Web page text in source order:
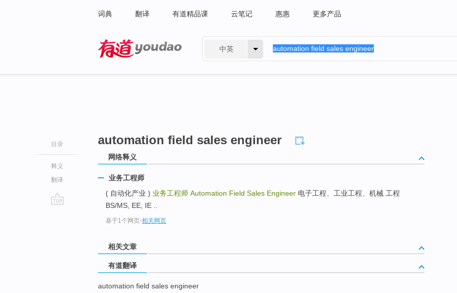
词典 翻译 有道精品课 云笔记 惠惠 更多产品
中英
目录
释义
翻译
automation field sales engineer
网络释义
业务工程师
( 自动化产业 ) 业务工程师 Automation Field Sales Engineer 电子工程、工业工程、机械 工程
BS/MS, EE, IE ..
基于1个网页-相关网页
相关文章
有道翻译
automation field sales engineer